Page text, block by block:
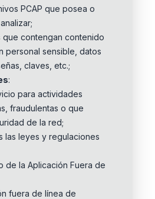
PCAP que posea o
que contengan contenido
personal sensible, datos
claves, etc.;
:
para actividades
fraudulentas o que
de la red;
las leyes y regulaciones
de la Aplicación Fuera de
fuera de línea de